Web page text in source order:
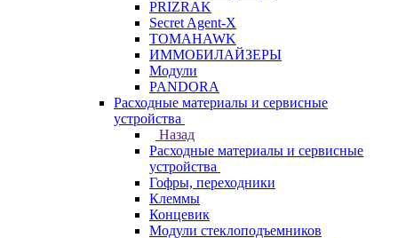
PRIZRAK
Secret Agent-X
TOMAHAWK
ИММОБИЛАЙЗЕРЫ
Модули
PANDORA
Расходные материалы и сервисные
устройства
Назад
Расходные материалы и сервисные
устройства
Гофры, переходники
Клеммы
Концевик
Модули стеклоподъемников